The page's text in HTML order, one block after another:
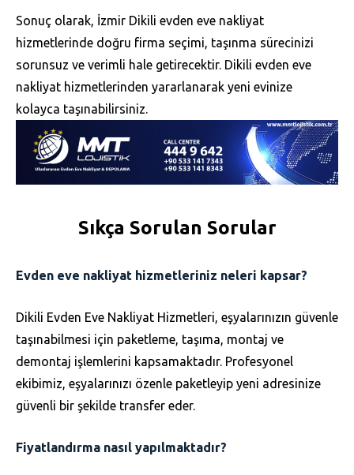
Sonuç olarak, İzmir Dikili evden eve nakliyat
hizmetlerinde doğru firma seçimi, taşınma sürecinizi
sorunsuz ve verimli hale getirecektir. Dikili evden eve
nakliyat hizmetlerinden yararlanarak yeni evinize
kolayca taşınabilirsiniz.
Sıkça Sorulan Sorular
Evden eve nakliyat hizmetleriniz neleri kapsar?
Dikili Evden Eve Nakliyat Hizmetleri, eşyalarınızın güvenle
taşınabilmesi için paketleme, taşıma, montaj ve
demontaj işlemlerini kapsamaktadır. Profesyonel
ekibimiz, eşyalarınızı özenle paketleyip yeni adresinize
güvenli bir şekilde transfer eder.
Fiyatlandırma nasıl yapılmaktadır?